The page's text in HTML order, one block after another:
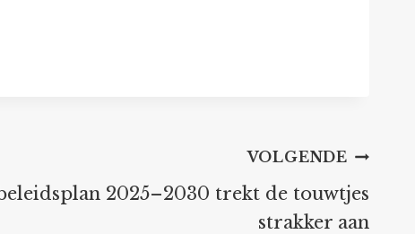
VOLGENDE
2025–2030 trekt de touwtjes
strakker aan